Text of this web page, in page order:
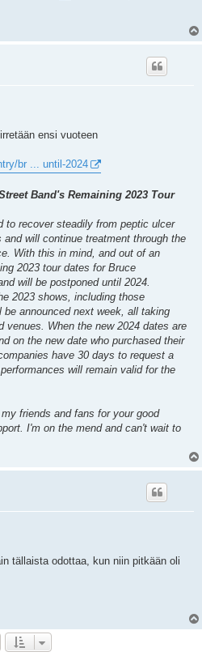
ensi vuoteen
br ... until-2024
Band's Remaining 2023 Tour
to recover steadily from peptic ulcer
will continue treatment through the
With this in mind, and out of an
2023 tour dates for Bruce
will be postponed until 2024.
2023 shows, including those
announced next week, all taking
venues. When the new 2024 dates are
on the new date who purchased their
have 30 days to request a
will remain valid for the
friends and fans for your good
I'm on the mend and can't wait to
tällaista odottaa, kun niin pitkään oli